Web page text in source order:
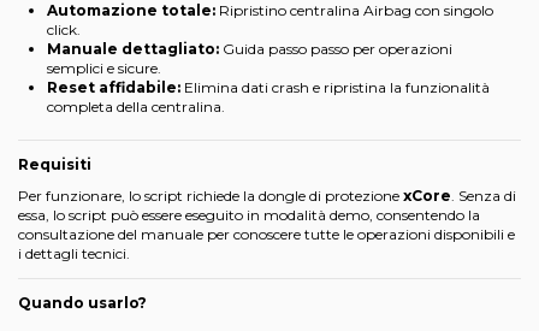
Automazione totale: Ripristino centralina Airbag con singolo
click.
Manuale dettagliato: Guida passo passo per operazioni
semplici e sicure.
Reset affidabile: Elimina dati crash e ripristina la funzionalità
completa della centralina.
Requisiti
Per funzionare, lo script richiede la dongle di protezione xCore . Senza di
essa, lo script può essere eseguito in modalità demo, consentendo la
consultazione del manuale per conoscere tutte le operazioni disponibili e
i dettagli tecnici.
Quando usarlo?